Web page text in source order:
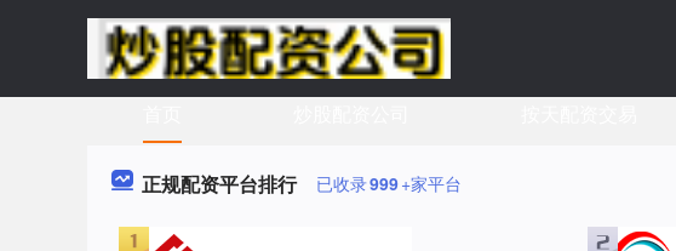
正规配资平台排行 已收录999+家平台